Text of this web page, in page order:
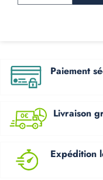
Paiement
Livraison
Expédition